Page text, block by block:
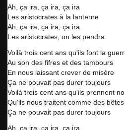
Ah, ça ira, ça ira, ça ira
Les aristocrates à la lanterne
Ah, ça ira, ça ira, ça ira
Les aristocrates, on les pendra
Voilà trois cent ans qu'ils font la
Au son des fifres et des tambours
En nous laissant crever de misère
Ça ne pouvait pas durer toujours
Voilà trois cent ans qu'ils prennent
Qu'ils nous traitent comme des
Ça ne pouvait pas durer toujours
Ah, ça ira, ça ira, ça ira